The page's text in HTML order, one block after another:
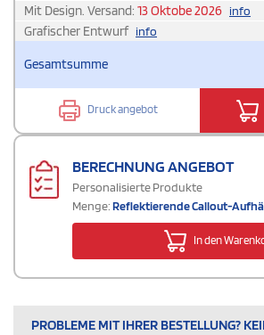
Mit Design. Versand: 13 Oktobe 2026 info
Grafischer Entwurf info
Gesamtsumme
Druck angebot
BERECHNUNG ANGEBOT
Personalisierte Produkte
Menge:Reflektierende Callout-
In den
PROBLEME MIT IHRER BESTELLUNG?